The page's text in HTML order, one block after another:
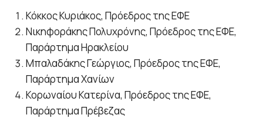
Κόκκος Κυριάκος, Πρόεδρος της ΕΦΕ
Νικηφοράκης Πολυχρόνης, Πρόεδρος της ΕΦΕ,
Παράρτημα Ηρακλείου
Μπαλαδάκης Γεώργιος, Πρόεδρος της ΕΦΕ,
Παράρτημα Χανίων
Κορωναίου Κατερίνα, Πρόεδρος της ΕΦΕ,
Παράρτημα Πρέβεζας